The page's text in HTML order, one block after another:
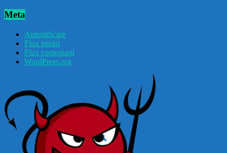
Meta
Autentificare
Flux intrări
Flux comentarii
WordPress.org